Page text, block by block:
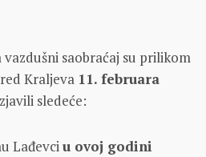
saobraćaj su prilikom
Kraljeva 11. februara
sledeće:
Lađevci u ovoj godini